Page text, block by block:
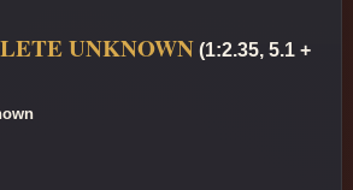
UNKNOWN (1:2.35, 5.1 +